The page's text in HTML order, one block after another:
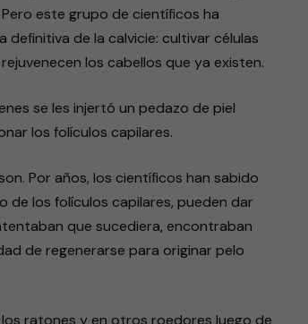
este grupo de científicos ha
de la calvicie: cultivar células
los cabellos que ya existen.
se les injertó un pedazo de piel
los folículos capilares.
Por años, los científicos han sabido
de los folículos capilares, pueden dar
que sucediera, encontraban
de regenerarse para originar pelo
ratones y en otros roedores luego de